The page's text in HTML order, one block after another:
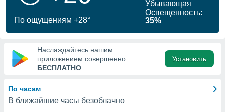
Вы можете
к этому
доступ
По ощущениям +28°
Убывающая
Освещенность:
35%
Наслаждайтесь нашим
приложением совершенно
БЕСПЛАТНО
Установить
По часам
В ближайшие часы безоблачно